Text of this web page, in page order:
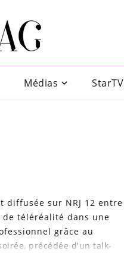
Médias StarTV
diffusée sur NRJ 12 entre
de téléréalité dans une
grâce au
précédée d'un talk-